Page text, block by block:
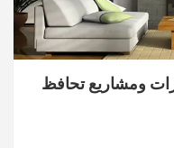
ومشاريع تحافظ